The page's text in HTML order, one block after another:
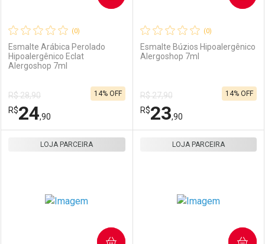
(0)
Esmalte Arábica Perolado
Hipoalergênico Eclat
Alergoshop 7ml
R$ 28,90
R$24,90
14% OFF
(0)
Esmalte Búzios Hipoalergênico
Alergoshop 7ml
R$ 27,90
R$23,90
14% OFF
LOJA PARCEIRA
COMPRAR
LOJA PARCEIRA
COMPRAR